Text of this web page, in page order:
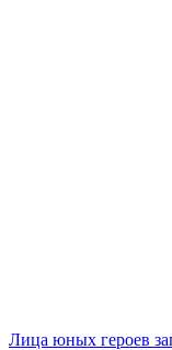
Лица юных героев